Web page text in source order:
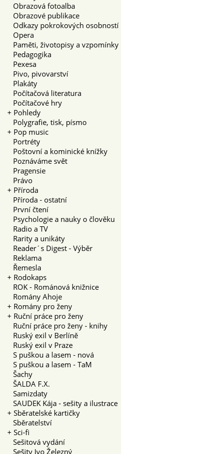
Obrazová fotoalba
Obrazové publikace
Odkazy pokrokových osobností
Opera
Paměti, životopisy a vzpomínky
Pedagogika
Pexesa
Pivo, pivovarství
Plakáty
Počítačová literatura
Počítačové hry
+ Pohledy
Polygrafie, tisk, písmo
+ Pop music
Portréty
Poštovní a kominické knížky
Poznáváme svět
Pragensie
Právo
+ Příroda
Příroda - ostatní
První čtení
Psychologie a nauky o člověku
Radio a TV
Rarity a unikáty
Reader´s Digest - Výběr
Reklama
Řemesla
+ Rodokaps
ROK - Románová knižnice
Romány Ahoje
+ Romány pro ženy
+ Ruční práce pro ženy
Ruční práce pro ženy - knihy
Ruský exil v Berlíně
Ruský exil v Praze
S puškou a lasem - nová
S puškou a lasem - TaM
Šachy
ŠALDA F.X.
Samizdaty
SAUDEK Kája - sešity a ilustrace
+ Sběratelské kartičky
Sběratelství
+ Sci-fi
Sešitová vydání
Sešity Ivo Železný